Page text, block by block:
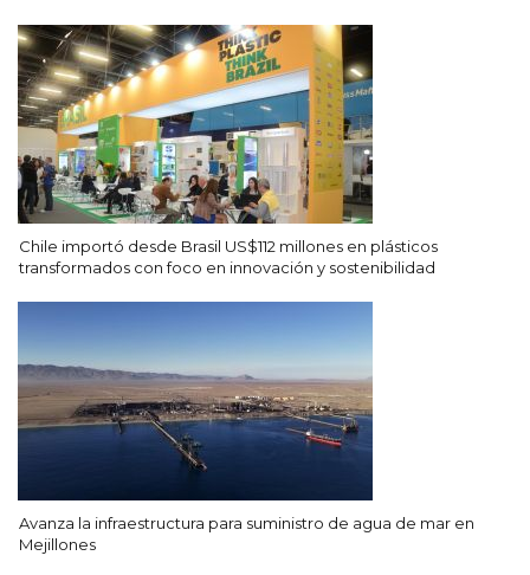
Chile importó desde Brasil US$112 millones en plásticos
transformados con foco en innovación y sostenibilidad
Avanza la infraestructura para suministro de agua de mar en
Mejillones